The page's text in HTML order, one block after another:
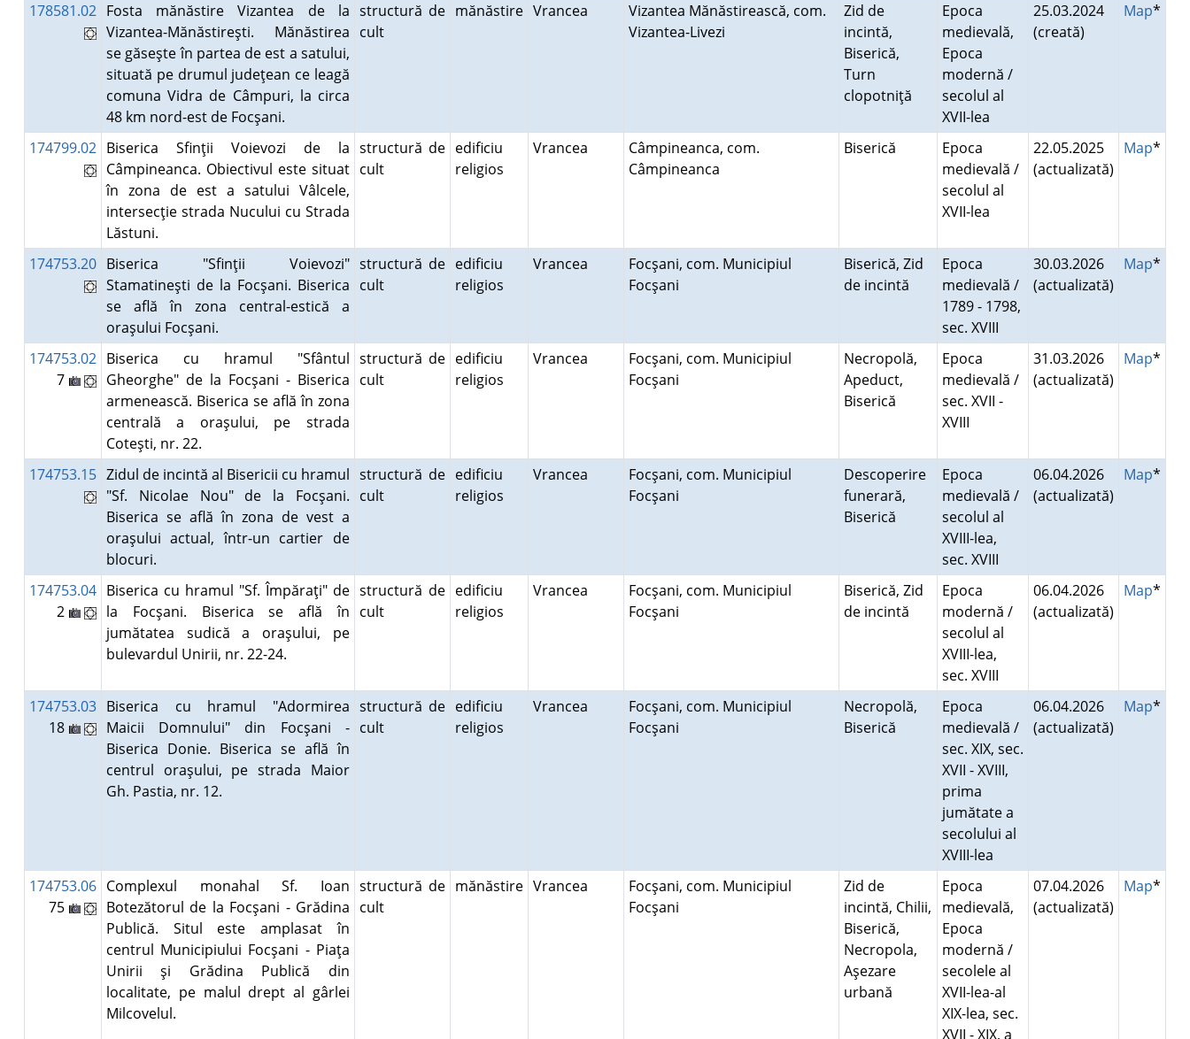
178581.02 Fosta mănăstire Vizantea de la
Vizantea-Mănăstireşti. Mănăstirea
se găseşte în partea de est a satului,
situată pe drumul judeţean ce leagă
comuna Vidra de Câmpuri, la circa
48 km nord-est de Focşani.
structură de
cult
mănăstire Vrancea
Vizantea Mănăstirească, com.
Vizantea-Livezi
Zid de
incintă,
Biserică,
Turn
clopotniţă
Epoca
medievală,
Epoca
modernă /
secolul al
XVII-lea
25.03.2024
(creată)
Map*
174799.02 Biserica Sfinţii Voievozi de la
Câmpineanca. Obiectivul este situat
în zona de est a satului Vâlcele,
intersecţie strada Nucului cu Strada
Lăstuni.
structură de
cult
edificiu
religios
Vrancea
Câmpineanca, com.
Câmpineanca
Biserică
Epoca
medievală /
secolul al
XVII-lea
22.05.2025
(actualizată)
Map*
174753.20 Biserica "Sfinţii Voievozi"
Stamatineşti de la Focşani. Biserica
se află în zona central-estică a
oraşului Focşani.
structură de
cult
edificiu
religios
Vrancea
Focşani, com. Municipiul
Focşani
Biserică, Zid
de incintă
Epoca
medievală /
1789 - 1798,
sec. XVIII
30.03.2026
(actualizată)
Map*
174753.02
7
Biserica cu hramul "Sfântul
Gheorghe" de la Focşani - Biserica
armenească. Biserica se află în zona
centrală a oraşului, pe strada
Coteşti, nr. 22.
structură de
cult
edificiu
religios
Vrancea
Focşani, com. Municipiul
Focşani
Necropolă,
Apeduct,
Biserică
Epoca
medievală /
sec. XVII -
XVIII
31.03.2026
(actualizată)
Map*
174753.15 Zidul de incintă al Bisericii cu hramul
"Sf. Nicolae Nou" de la Focşani.
Biserica se află în zona de vest a
oraşului actual, într-un cartier de
blocuri.
structură de
cult
edificiu
religios
Vrancea
Focşani, com. Municipiul
Focşani
Descoperire
funerară,
Biserică
Epoca
medievală /
secolul al
XVIII-lea,
sec. XVIII
06.04.2026
(actualizată)
Map*
174753.04
2
Biserica cu hramul "Sf. Împăraţi" de
la Focşani. Biserica se află în
jumătatea sudică a oraşului, pe
bulevardul Unirii, nr. 22-24.
structură de
cult
edificiu
religios
Vrancea
Focşani, com. Municipiul
Focşani
Biserică, Zid
de incintă
Epoca
modernă /
secolul al
XVIII-lea,
sec. XVIII
06.04.2026
(actualizată)
Map*
174753.03
18
Biserica cu hramul "Adormirea
Maicii Domnului" din Focşani -
Biserica Donie. Biserica se află în
centrul oraşului, pe strada Maior
Gh. Pastia, nr. 12.
structură de
cult
edificiu
religios
Vrancea
Focşani, com. Municipiul
Focşani
Necropolă,
Biserică
Epoca
medievală /
sec. XIX, sec.
XVII - XVIII,
prima
jumătate a
secolului al
XVIII-lea
06.04.2026
(actualizată)
Map*
174753.06
75
Complexul monahal Sf. Ioan
Botezătorul de la Focşani - Grădina
Publică. Situl este amplasat în
centrul Municipiului Focşani - Piaţa
Unirii şi Grădina Publică din
localitate, pe malul drept al gârlei
Milcovelul.
structură de
cult
mănăstire Vrancea
Focşani, com. Municipiul
Focşani
Zid de
incintă, Chilii,
Biserică,
Necropola,
Aşezare
urbană
Epoca
medievală,
Epoca
modernă /
secolele al
XVII-lea-al
XIX-lea, sec.
XVII - XIX, a
07.04.2026
(actualizată)
Map*